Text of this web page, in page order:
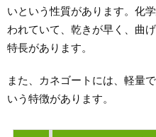
いという性質があります。化
われていて、乾きが早く、曲
特長があります。
また、カネゴートには、軽量
いう特徴があります。